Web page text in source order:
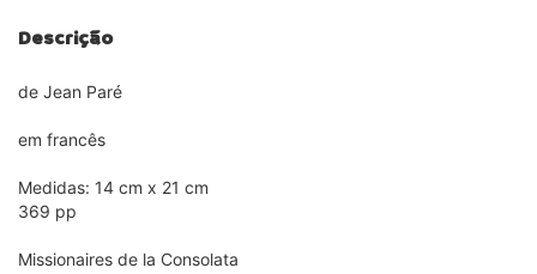
Descrição
de Jean Paré
em francês
Medidas: 14 cm x 21 cm
369 pp
Missionaires de la Consolata